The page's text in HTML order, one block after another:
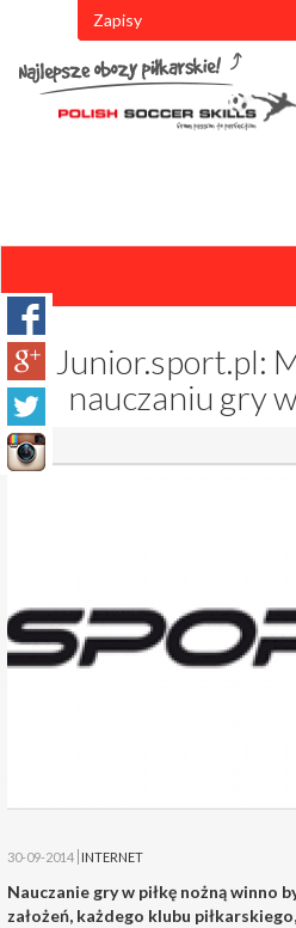
Zapisy
Junior.sport.pl:
nauczaniu gry
30-09-2014 INTERNET
Nauczanie gry w piłkę nożną winno
założeń, każdego klubu